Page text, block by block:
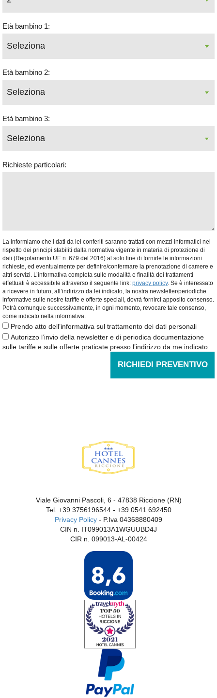
Età bambino 1:
Età bambino 2:
Età bambino 3:
Richieste particolari:
La informiamo che i dati da lei conferiti saranno trattati con mezzi informatici nel
rispetto dei principi stabiliti dalla normativa vigente in materia di protezione di
dati (Regolamento UE n. 679 del 2016) al solo fine di fornirle le informazioni
richieste, ed eventualmente per definire/confermare la prenotazione di camere e
altri servizi. L’informativa completa sulle modalità e finalità dei trattamenti
effettuati è accessibile attraverso il seguente link: privacy policy. Se è interessato
a ricevere in futuro, all’indirizzo da lei indicato, la nostra newsletter/periodiche
informative sulle nostre tariffe e offerte speciali, dovrà fornirci apposito consenso.
Potrà comunque successivamente, in ogni momento, revocare tale consenso,
come indicato nella informativa.
Prendo atto dell’informativa sul trattamento dei dati personali
Autorizzo l’invio della newsletter e di periodica documentazione
sulle tariffe e sulle offerte praticate presso l’indirizzo da me indicato
RICHIEDI PREVENTIVO
Viale Giovanni Pascoli, 6 - 47838 Riccione (RN)
Tel. +39 3756196544- +39 0541 692450
Privacy Policy - P.Iva 04368880409
CIN n. IT099013A1WGUUBD4J
CIR n. 099013-AL-00424